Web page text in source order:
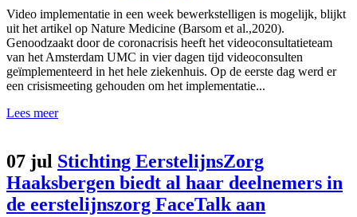
Video implementatie in een week bewerkstelligen is mogelijk, blijkt
uit het artikel op Nature Medicine (Barsom et al.,2020).
Genoodzaakt door de coronacrisis heeft het videoconsultatieteam
van het Amsterdam UMC in vier dagen tijd videoconsulten
geïmplementeerd in het hele ziekenhuis. Op de eerste dag werd er
een crisismeeting gehouden om het implementatie...
Lees meer
07 jul Stichting EerstelijnsZorg
Haaksbergen biedt al haar deelnemers in
de eerstelijnszorg FaceTalk aan